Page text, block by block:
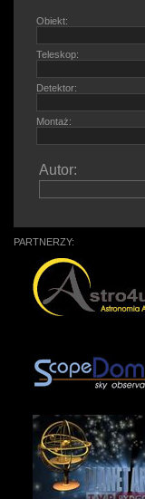
Obiekt:
Teleskop:
Detektor:
Montaż:
Autor:
PARTNERZY: